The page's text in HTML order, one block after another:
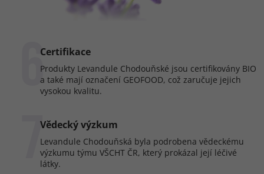
6
Certifikace
Produkty Levandule Chodouňské jsou certifikovány BIO
a také mají označení GEOFOOD, což zaručuje jejich
vysokou kvalitu.
7
Vědecký výzkum
Levandule Chodouňská byla podrobena vědeckému
výzkumu týmu VŠCHT ČR, který prokázal její léčivé
látky.